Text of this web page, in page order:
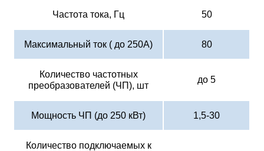
Частота тока, Гц 50
Максимальный ток ( до 250А) 80
Количество частотных
преобразователей (ЧП), шт
до 5
Мощность ЧП (до 250 кВт) 1,5-30
Количество подключаемых к